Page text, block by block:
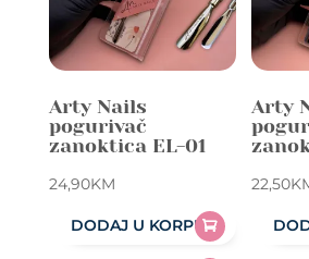
Arty Nails
pogurivač
zanoktica EL-01
24,90KM
DODAJ U KORPU
Arty
22,50